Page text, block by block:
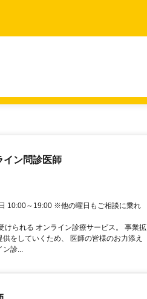
イン問診医師
10:00～19:00 ※他の曜日もご相談に乗れ
けられる オンライン診療サービス。 事業拡
をしていくため、 医師の皆様のお力添え
ン診...